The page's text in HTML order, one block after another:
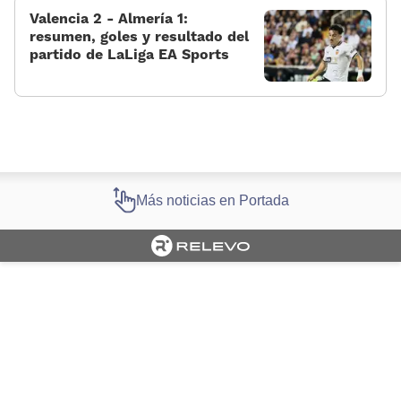
Valencia 2 - Almería 1:
resumen, goles y resultado del
partido de LaLiga EA Sports
Más noticias en Portada